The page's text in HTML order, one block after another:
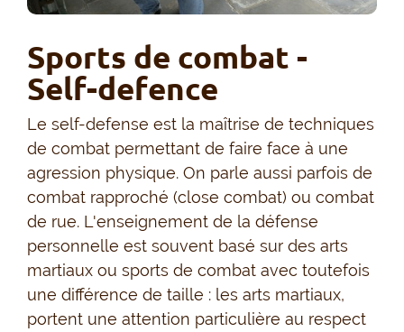
Sports de combat -
Self-defence
Le self-defense est la maîtrise de techniques
de combat permettant de faire face à une
agression physique. On parle aussi parfois de
combat rapproché (close combat) ou combat
de rue. L'enseignement de la défense
personnelle est souvent basé sur des arts
martiaux ou sports de combat avec toutefois
une différence de taille : les arts martiaux,
portent une attention particulière au respect